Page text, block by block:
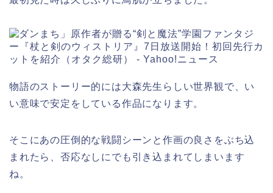
物語のストーリー的には大森先生らしい世界観で、い
い意味で安定をしている作品になります。
そこにあの圧倒的な戦闘シーンと作画の良さをぶち込
まれたら、否応なしにでも引き込まれてしまいます
ね。